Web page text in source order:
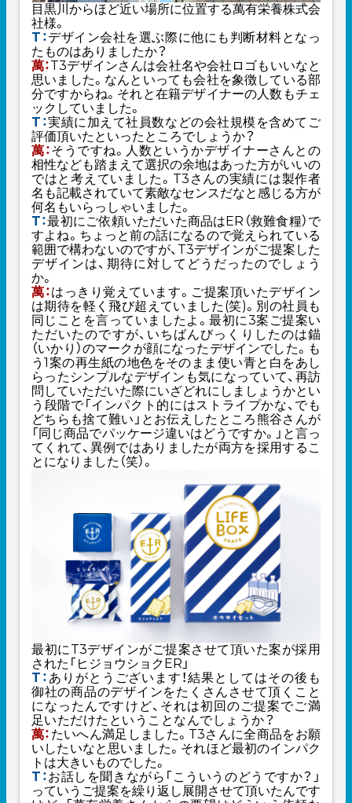
目黒川からほど近い場所に位置する萬有栄養株式会
社様。
T：デザイン会社を選ぶ際に他にも判断材料となっ
たものはありましたか？
萬：T3デザインさんは会社名や会社ロゴもいいなと
思いました。なんといっても会社を象徴している部
分ですからね。それと在籍デザイナーの人数もチェ
ックしていました。
T：実績に加えて社員数などの会社規模を含めてご
評価頂いたといったところでしょうか？
萬：そうですね。人数というかデザイナーさんとの
相性なども踏まえて選択の余地はあった方がいいの
ではと考えていました。T3さんの実績には製作者
名も記載されていて素敵なセンスだなと感じる方が
何名もいらっしゃいました。
T：最初にご依頼いただいた商品はER（救難食糧）で
すよね。ちょっと前の話になるので覚えられている
範囲で構わないのですが、T3デザインがご提案した
デザインは、期待に対してどうだったのでしょう
か。
萬：はっきり覚えています。ご提案頂いたデザイン
は期待を軽く飛び超えていました(笑)。別の社員も
同じことを言っていましたよ。最初に3案ご提案い
ただいたのですが、いちばんびっくりしたのは錨
（いかり）のマークが顔になったデザインでした。も
う1案の再生紙の地色をそのまま使い青と白をあし
らったシンプルなデザインも気になっていて、再訪
問していただいた際にいざどれにしましょうかとい
う段階で「インパクト的にはストライプかな、でも
どちらも捨て難い」とお伝えしたところ熊谷さんが
「同じ商品でパッケージ違いはどうですか。」と言っ
てくれて、異例ではありましたが両方を採用するこ
とになりました（笑）。
最初にT3デザインがご提案させて頂いた案が採用
された 「ヒジョウショクER」
T： ありがとうございます！結果としてはその後も
御社の商品のデザインをたくさんさせて頂くこと
になったんですけど、それは初回のご提案でご満
足いただけたということなんでしょうか？
萬： たいへん満足しました。T3さんに全商品をお願
いしたいなと思いました。それほど最初のインパク
トは大きいものでした。
T：お話しを聞きながら「こういうのどうですか？」
っていうご提案を繰り返し展開させて頂いたんです